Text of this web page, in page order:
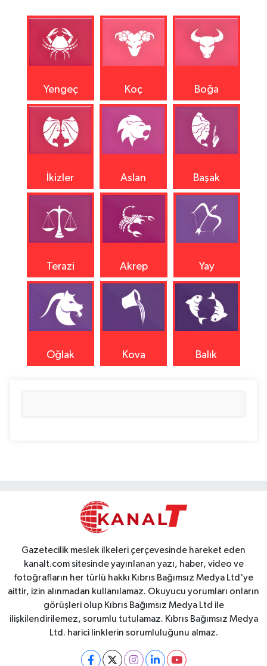
Yengeç Koç Boğa
İkizler Aslan Başak
Terazi Akrep Yay
Oğlak Kova Balık
Gazetecilik meslek ilkeleri çerçevesinde hareket eden
kanalt.com sitesinde yayınlanan yazı, haber, video ve
fotoğrafların her türlü hakkı Kıbrıs Bağımsız Medya Ltd'ye
aittir, izin alınmadan kullanılamaz. Okuyucu yorumları onların
görüşleri olup Kıbrıs Bağımsız Medya Ltd ile
ilişkilendirilemez, sorumlu tutulamaz. Kıbrıs Bağımsız Medya
Ltd. harici linklerin sorumluluğunu almaz.